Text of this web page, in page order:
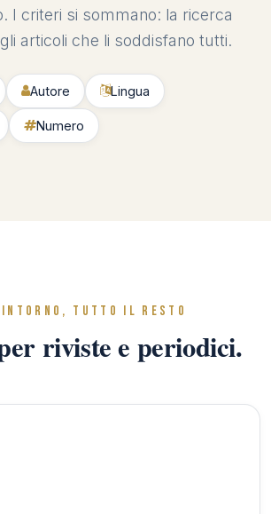
I criteri si sommano: la ricerca
articoli che li soddisfano tutti.
Autore Lingua
Numero
TUTTO IL RESTO
riviste e periodici.